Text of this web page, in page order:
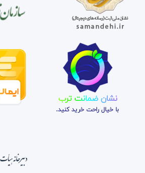
نشان ضمانت ترب
با خیال راحت خرید کنید.